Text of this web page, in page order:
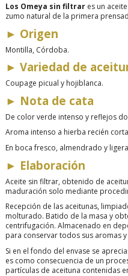
Los Omeya sin filtrar es un
zumo natural de la primera
► Origen
Montilla, Córdoba.
► Variedad de
Coupage picual y hojiblanca.
► Nota de cata
De color verde intenso y reflejos
Aroma intenso a hierba recién
En boca fresco, almendrado y
► Elaboración
Aceite sin filtrar, obtenido de
maduración solo mediante
Recepción de las aceitunas,
molturado. Batido de la masa y
centrifugación. Almacenado en
para conservar todos sus aromas
Si en el fondo del envase se
es como consecuencia de un
partículas de aceituna contenidas